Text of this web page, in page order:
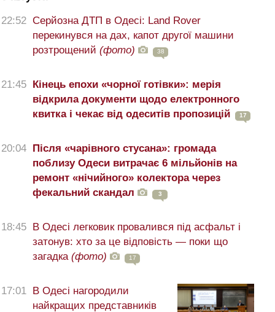
22:52 Серйозна ДТП в Одесі: Land Rover
перекинувся на дах, капот другої машини
розтрощений (фото) 38
21:45
Кінець епохи «чорної готівки»: мерія
відкрила документи щодо електронного
квитка і чекає від одеситів пропозицій
17
20:04
Після «чарівного стусана»: громада
поблизу Одеси витрачає 6 мільйонів на
ремонт «нічийного» колектора через
фекальний скандал
3
18:45
В Одесі легковик провалився під асфальт і
затонув: хто за це відповість — поки що
загадка (фото) 17
17:01
В Одесі нагородили
найкращих представників